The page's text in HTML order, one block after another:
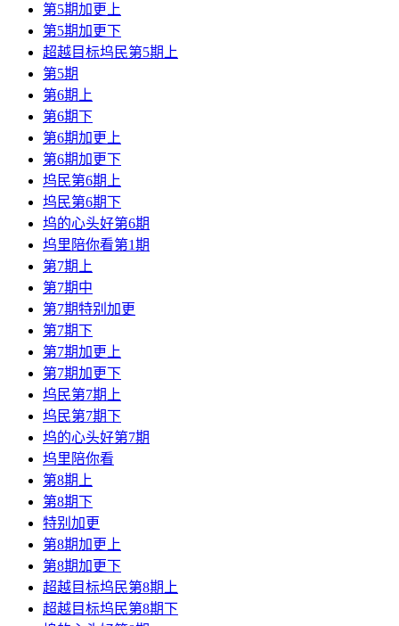
第5期加更上
第5期加更下
超越目标坞民第5期上
第5期
第6期上
第6期下
第6期加更上
第6期加更下
坞民第6期上
坞民第6期下
坞的心头好第6期
坞里陪你看第1期
第7期上
第7期中
第7期特别加更
第7期下
第7期加更上
第7期加更下
坞民第7期上
坞民第7期下
坞的心头好第7期
坞里陪你看
第8期上
第8期下
特别加更
第8期加更上
第8期加更下
超越目标坞民第8期上
超越目标坞民第8期下